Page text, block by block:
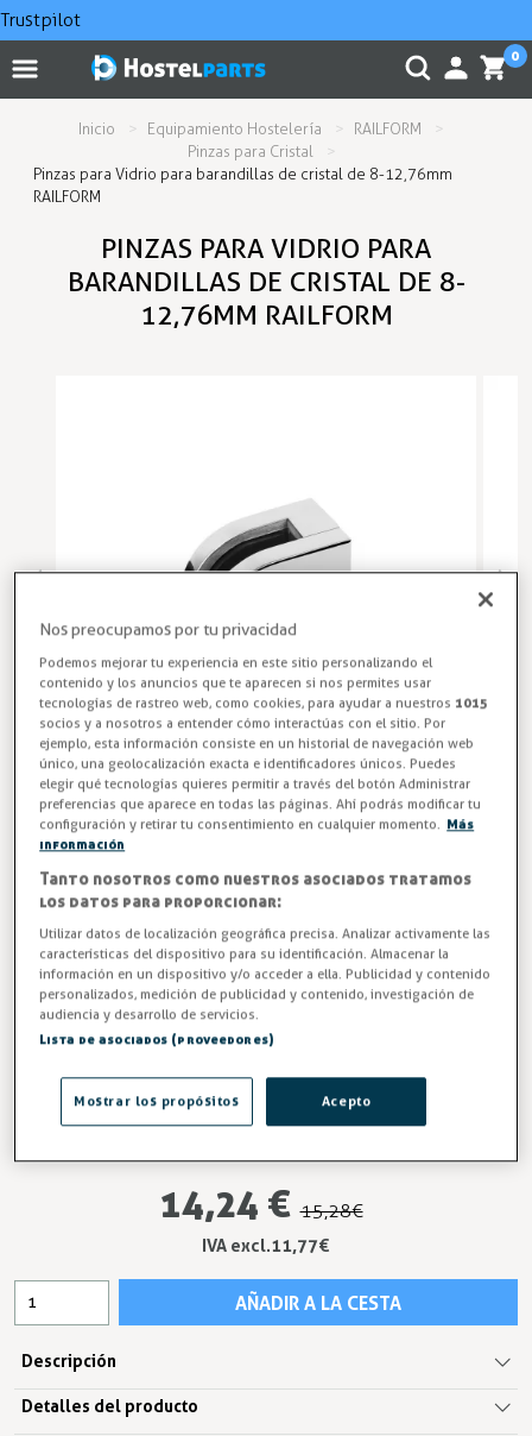
Trustpilot
0
Inicio Equipamiento Hostelería
RAILFORM
Pinzas para Cristal
Pinzas para Vidrio para barandillas de cristal de 8-12,76mm
RAILFORM
PINZAS PARA VIDRIO PARA
BARANDILLAS DE CRISTAL DE 8-
12,76MM RAILFORM
Herrajes para Vidrio
Clip prensacristal 58x54x32 para fijar a tubo plano o
redondo Ø43-50,8mm, para vidrio de 8,76, 10,76,
12,76mm
Entrega entre 5 y 7 días
Fijación a tubo
14,24 € 15,28 €
IVA excl.11,77 €
AÑADIR A LA CESTA
Descripción
Detalles del producto
Nos preocupamos por tu privacidad
Podemos mejorar tu experiencia en este sitio personalizando el
contenido y los anuncios que te aparecen si nos permites usar
tecnologías de rastreo web, como cookies, para ayudar a nuestros 1015
socios y a nosotros a entender cómo interactúas con el sitio. Por
ejemplo, esta información consiste en un historial de navegación web
único, una geolocalización exacta e identificadores únicos. Puedes
elegir qué tecnologías quieres permitir a través del botón Administrar
preferencias que aparece en todas las páginas. Ahí podrás modificar tu
configuración y retirar tu consentimiento en cualquier momento. Más
información
Tanto nosotros como nuestros asociados tratamos
los datos para proporcionar:
Utilizar datos de localización geográfica precisa. Analizar activamente las
características del dispositivo para su identificación. Almacenar la
información en un dispositivo y/o acceder a ella. Publicidad y contenido
personalizados, medición de publicidad y contenido, investigación de
audiencia y desarrollo de servicios.
Lista de asociados (proveedores)
Acepto
Mostrar los propósitos